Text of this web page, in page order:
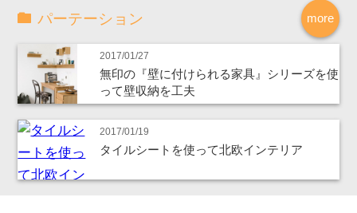
more
パーテーション
2017/01/27
無印の『壁に付けられる家具』シリーズを使
って壁収納を工夫
2017/01/19
タイルシートを使って北欧インテリア